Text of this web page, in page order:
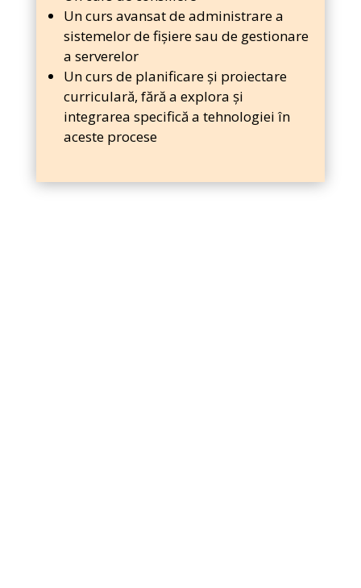
Un curs avansat de administrare a
sistemelor de fișiere sau de gestionare
a serverelor
Un curs de planificare și proiectare
curriculară, fără a explora și
integrarea specifică a tehnologiei în
aceste procese